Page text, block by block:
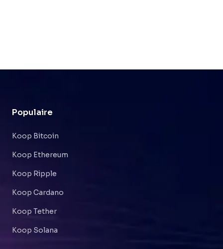
Populaire
Koop Bitcoin
Koop Ethereum
Koop Ripple
Koop Cardano
Koop Tether
Koop Solana